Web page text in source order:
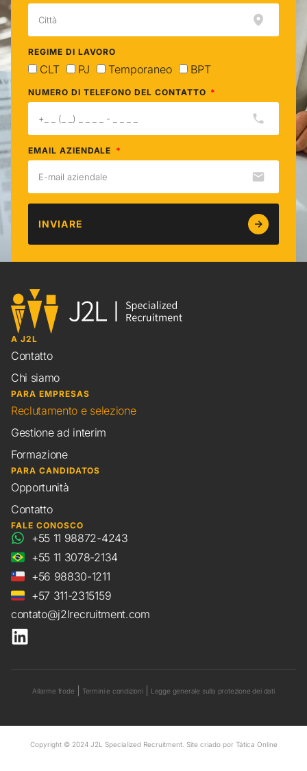
REGIME DI LAVORO
CLT PJ Temporaneo BPT
NUMERO DI TELEFONO DEL CONTATTO
EMAIL AZIENDALE
INVIARE
A J2L
Contatto
Chi siamo
PARA EMPRESAS
Reclutamento e selezione
Gestione ad interim
Formazione
PARA CANDIDATOS
Opportunità
Contatto
FALE CONOSCO
+55 11 98872-4243
+55 11 3078-2134
+56 98830-1211
+57 311-2315159
contato@j2lrecruitment.com
Allarme frode Termini e condizioni Legge generale sulla protezione dei dati
Copyright © 2024 J2L Specialized Recruitment. Site criado por Tática Online